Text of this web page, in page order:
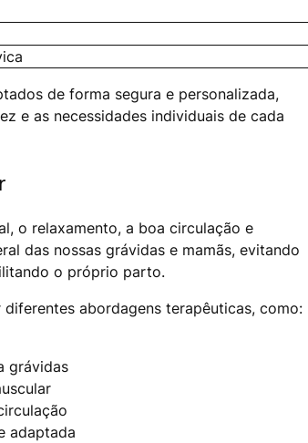
de forma segura e personalizada,
e as necessidades individuais de cada
o relaxamento, a boa circulação e
das nossas grávidas e mamãs, evitando
o próprio parto.
abordagens terapêuticas, como:
grávidas
adaptada